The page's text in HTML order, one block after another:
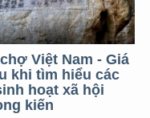
Việt Nam - Giá
khi tìm hiểu các
hoạt xã hội
kiến